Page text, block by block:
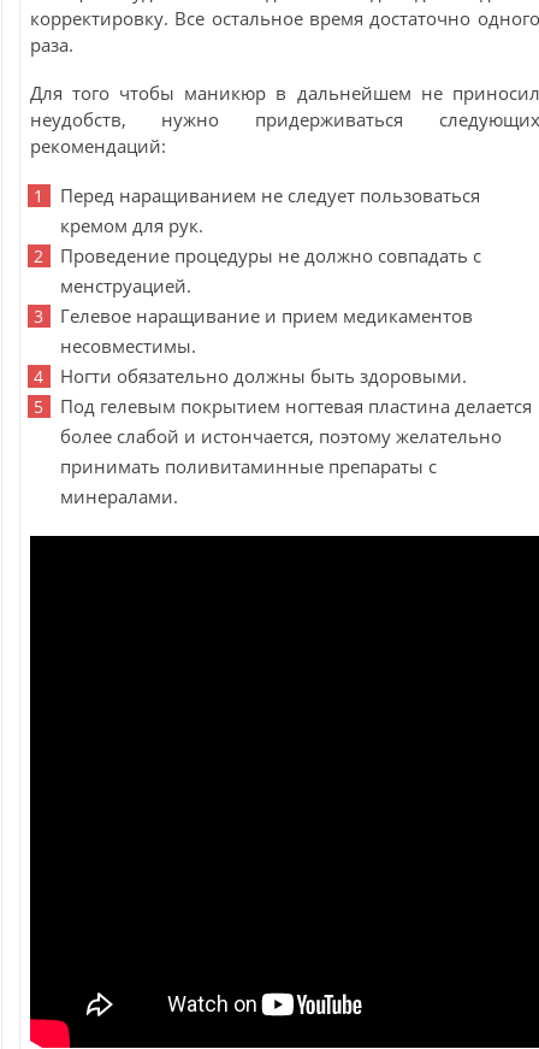
корректировку. Все остальное время достаточно одного
раза.
Для того чтобы маникюр в дальнейшем не приносил
неудобств, нужно придерживаться следующих
рекомендаций:
Перед наращиванием не следует пользоваться
кремом для рук.
Проведение процедуры не должно совпадать с
менструацией.
Гелевое наращивание и прием медикаментов
несовместимы.
Ногти обязательно должны быть здоровыми.
Под гелевым покрытием ногтевая пластина делается
более слабой и истончается, поэтому желательно
принимать поливитаминные препараты с
минералами.